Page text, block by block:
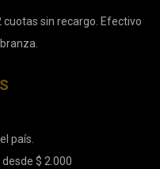
sin recargo. Efectivo
país.
$ 2.000